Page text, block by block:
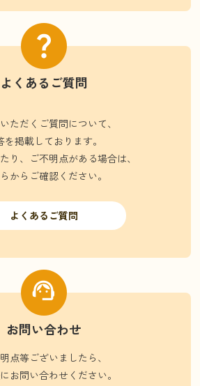
よくあるご質問
ただくご質問について、
を掲載しております。
り、ご不明点がある場合は、
からご確認ください。
よくあるご質問
お問い合わせ
点等ございましたら、
お問い合わせください。